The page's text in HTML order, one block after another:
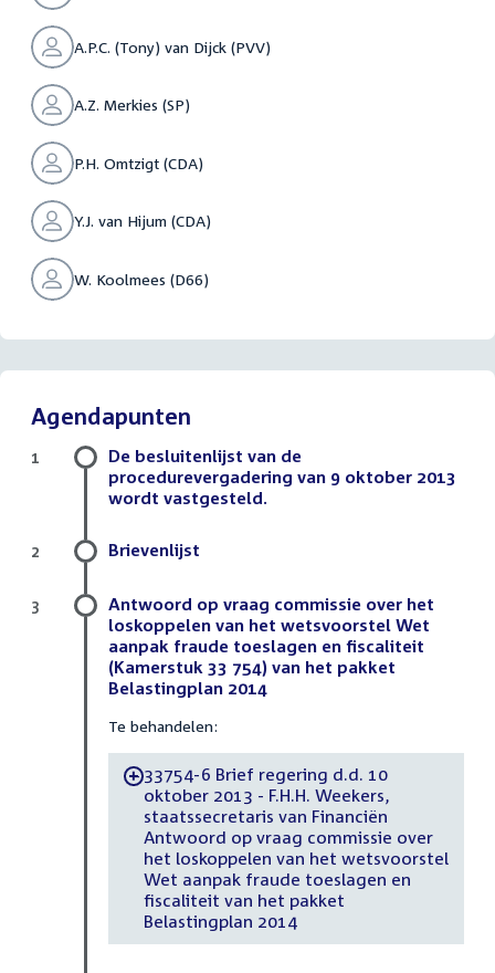
A.P.C. (Tony) van Dijck (PVV)
A.Z. Merkies (SP)
P.H. Omtzigt (CDA)
Y.J. van Hijum (CDA)
W. Koolmees (D66)
Agendapunten
De besluitenlijst van de
procedurevergadering van 9 oktober 2013
wordt vastgesteld.
1
Brievenlijst
2
Antwoord op vraag commissie over het
loskoppelen van het wetsvoorstel Wet
aanpak fraude toeslagen en fiscaliteit
(Kamerstuk 33 754) van het pakket
Belastingplan 2014
Te behandelen:
-33754-6 Brief regering d.d. 10
oktober 2013 - F.H.H. Weekers,
staatssecretaris van Financiën
Antwoord op vraag commissie over
het loskoppelen van het wetsvoorstel
Wet aanpak fraude toeslagen en
fiscaliteit van het pakket
Belastingplan 2014
3